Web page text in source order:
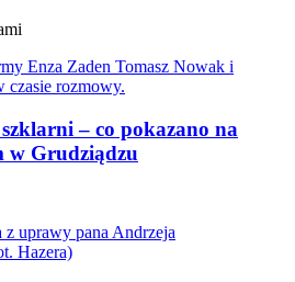
– co pokazano na
Grudziądzu